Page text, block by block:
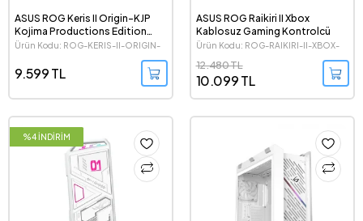
ASUS ROG Keris II Origin-KJP
Kojima Productions Edition
42000 DPI 8000 Hz Aimpoint
Mouse
Ürün Kodu: ROG-KERIS-II-ORIGIN-
9.599 TL
ASUS ROG Raikiri II Xbox
Kablosuz Gaming Kontrolcü
Ürün Kodu: ROG-RAIKIRI-II-XBOX-
10.099 TL
12.480 TL
%4 İNDİRİM